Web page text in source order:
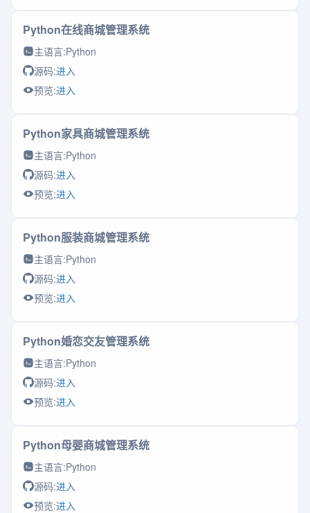
Python在线商城管理系统
主语言:Python
源码:进入
预览:进入
Python家具商城管理系统
主语言:Python
源码:进入
预览:进入
Python服装商城管理系统
主语言:Python
源码:进入
预览:进入
Python婚恋交友管理系统
主语言:Python
源码:进入
预览:进入
Python母婴商城管理系统
主语言:Python
源码:进入
预览:进入